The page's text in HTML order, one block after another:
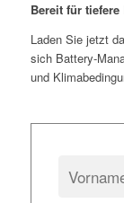
Bereit für
Laden Sie jetzt
sich Battery-
und